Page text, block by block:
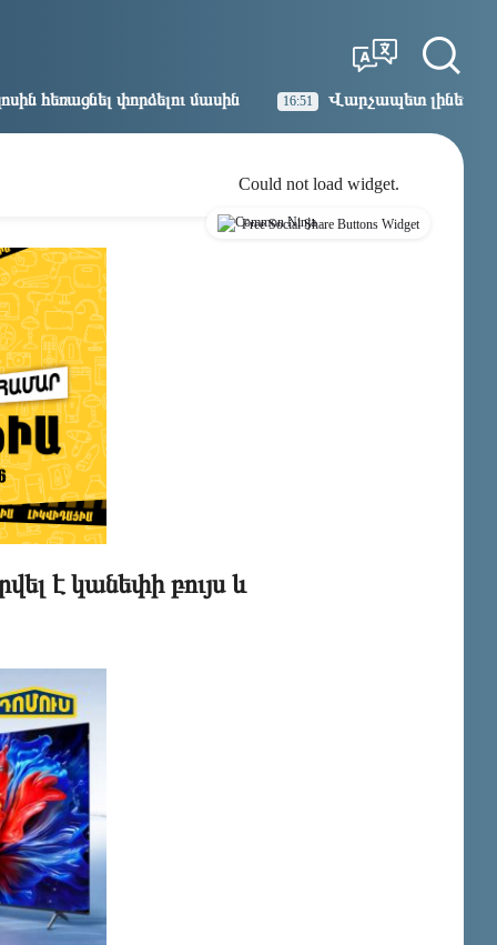
մասին 16:51 Վարչապետ լինել, չի նշանակում ինչ ուզել
Could not load widget.
Free Social Share Buttons Widget
է կանեփի բույս և